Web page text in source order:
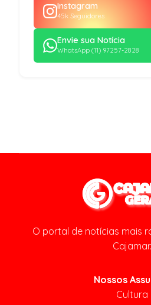
Instagram
45k Seguidores
Envie sua Notícia
WhatsApp (11) 97257-2828
O portal de notícias mais
Cajamar.
Nossos
Cultura